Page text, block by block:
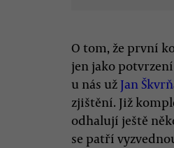
O tom, že první
jen jako
u nás už Jan
zjištění. Již
odhalují ještě
se patří